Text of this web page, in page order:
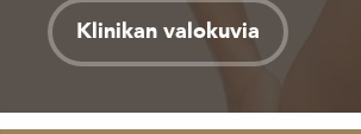
Klinikan valokuvia